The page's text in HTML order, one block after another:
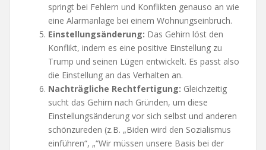
springt bei Fehlern und Konflikten genauso an wie
eine Alarmanlage bei einem Wohnungseinbruch.
Einstellungsänderung: Das Gehirn löst den
Konflikt, indem es eine positive Einstellung zu
Trump und seinen Lügen entwickelt. Es passt also
die Einstellung an das Verhalten an.
Nachträgliche Rechtfertigung: Gleichzeitig
sucht das Gehirn nach Gründen, um diese
Einstellungsänderung vor sich selbst und anderen
schönzureden (z.B. „Biden wird den Sozialismus
einführen“, „“Wir müssen unsere Basis bei der